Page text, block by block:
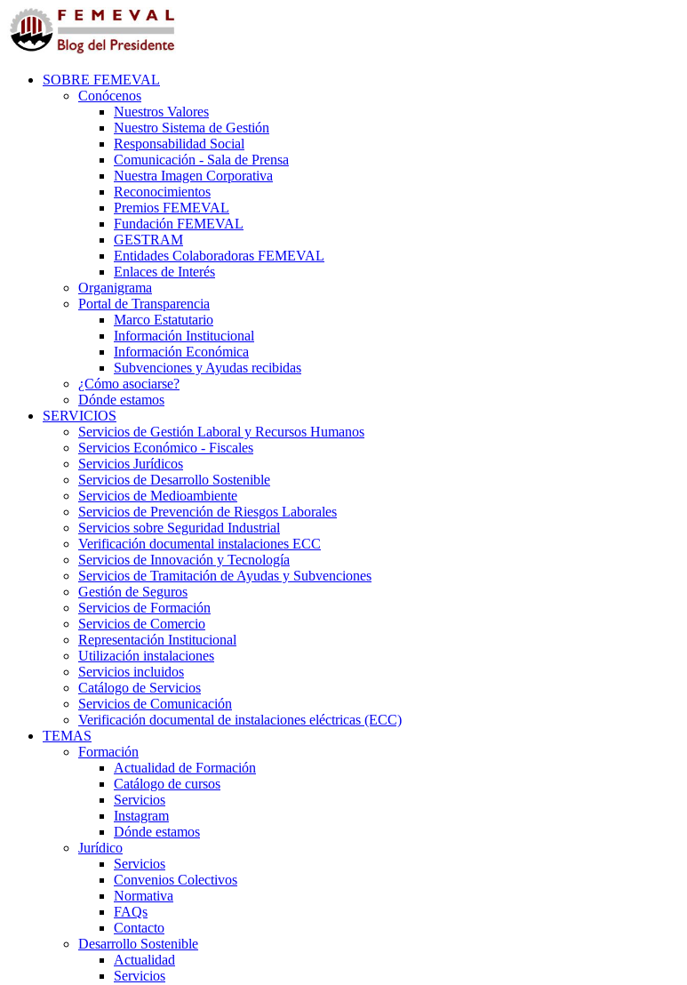
SOBRE FEMEVAL
Conócenos
Nuestros Valores
Nuestro Sistema de Gestión
Responsabilidad Social
Comunicación - Sala de Prensa
Nuestra Imagen Corporativa
Reconocimientos
Premios FEMEVAL
Fundación FEMEVAL
GESTRAM
Entidades Colaboradoras FEMEVAL
Enlaces de Interés
Organigrama
Portal de Transparencia
Marco Estatutario
Información Institucional
Información Económica
Subvenciones y Ayudas recibidas
¿Cómo asociarse?
Dónde estamos
SERVICIOS
Servicios de Gestión Laboral y Recursos Humanos
Servicios Económico - Fiscales
Servicios Jurídicos
Servicios de Desarrollo Sostenible
Servicios de Medioambiente
Servicios de Prevención de Riesgos Laborales
Servicios sobre Seguridad Industrial
Verificación documental instalaciones ECC
Servicios de Innovación y Tecnología
Servicios de Tramitación de Ayudas y Subvenciones
Gestión de Seguros
Servicios de Formación
Servicios de Comercio
Representación Institucional
Utilización instalaciones
Servicios incluidos
Catálogo de Servicios
Servicios de Comunicación
Verificación documental de instalaciones eléctricas (ECC)
TEMAS
Formación
Actualidad de Formación
Catálogo de cursos
Servicios
Instagram
Dónde estamos
Jurídico
Servicios
Convenios Colectivos
Normativa
FAQs
Contacto
Desarrollo Sostenible
Actualidad
Servicios